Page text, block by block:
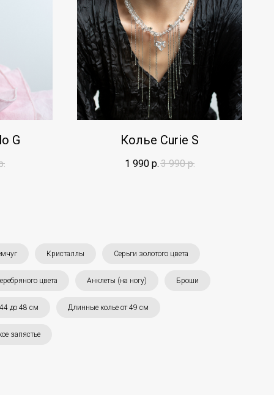
G Колье Curie S
1 990 р.3 990 р.
Кристаллы Серьги золотого цвета
цвета Анклеты (на ногу) Броши
до 48 см Длинные колье от 49 см
запястье